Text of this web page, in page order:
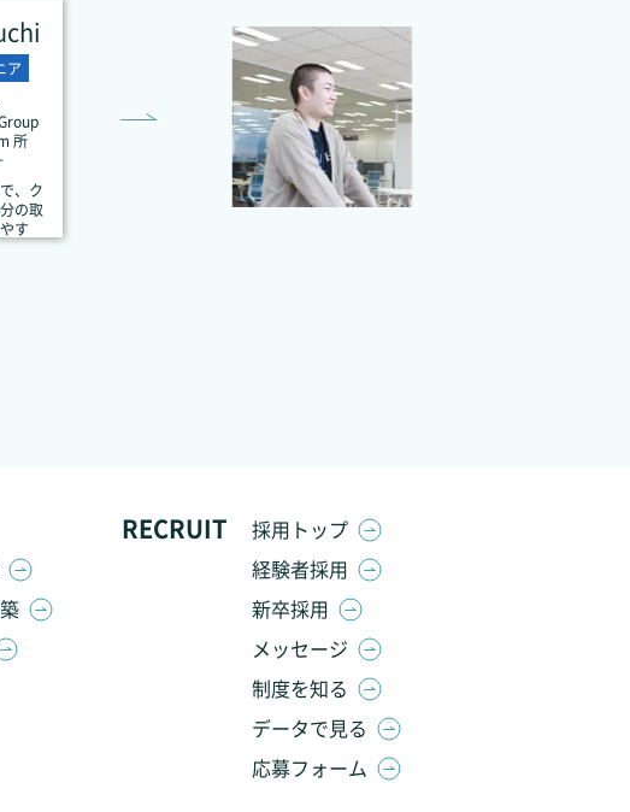
ア
所
、ク
の取
す
じら
Kaoru Segawa
バックエンドエンジニア
事業共創Division シティソリュ
ーションGroup プロダクト開
発Team 所属 ー2025年新卒
入社ー
大切にしていることは、自分に
矢印を向けることです。自分が
何をすべきかに向き合うこと
RECRUIT
採用トップ
経験者採用
新卒採用
メッセージ
制度を知る
データで見る
応募フォーム